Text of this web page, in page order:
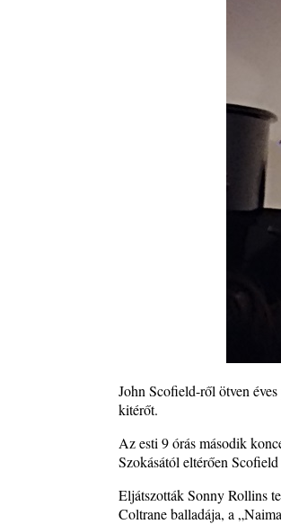
A free jazz kiemelkedő
John Scofield-ről ötven
kitérőt.
Az esti 9 órás második
Szokásától eltérően
Eljátszották Sonny Rollins
Coltrane balladája, a